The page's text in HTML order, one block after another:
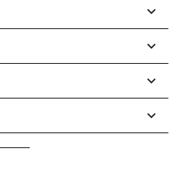
keyboard_arrow_down
keyboard_arrow_down
keyboard_arrow_down
keyboard_arrow_down